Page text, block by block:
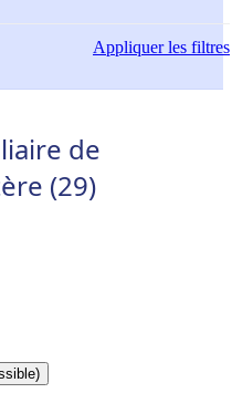
Appliquerles filtres
de
(29)